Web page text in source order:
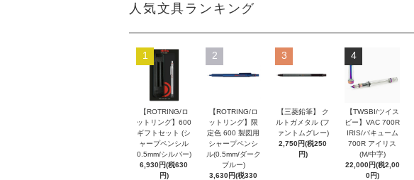
人気文具ランキング
1
【ROTRING/ロ
ットリング】600
ギフトセット (シ
ャープペンシル
0.5mm/シルバー)
6,930円(税630
円)
2
【ROTRING/ロ
ットリング】限
定色 600 製図用
シャープペンシ
ル(0.5mm/ダーク
ブルー)
3,630円(税330
3
【三菱鉛筆】 ク
ルトガメタル (フ
ァントムグレー)
2,750円(税250
円)
4
【TWSBI/ツイス
ビー】VAC 700R
IRIS/バキューム
700R アイリス
(M/中字)
22,000円(税2,00
0円)